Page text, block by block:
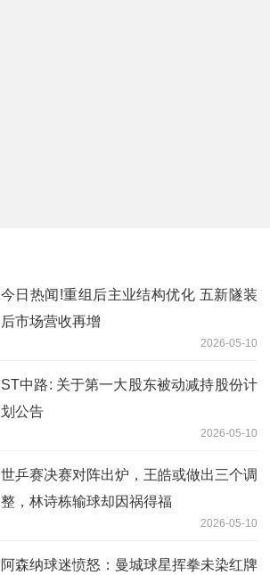
今日热闻!重组后主业结构优化 五新隧装
后市场营收再增
2026-05-10
ST中路: 关于第一大股东被动减持股份计
划公告
2026-05-10
世乒赛决赛对阵出炉，王皓或做出三个调
整，林诗栋输球却因祸得福
2026-05-10
阿森纳球迷愤怒：曼城球星挥拳未染红牌